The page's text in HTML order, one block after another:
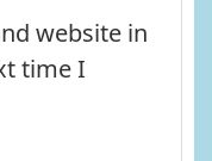
website in
time I